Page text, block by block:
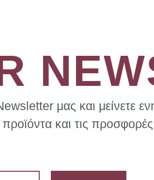
μας και μείνετε
και τις